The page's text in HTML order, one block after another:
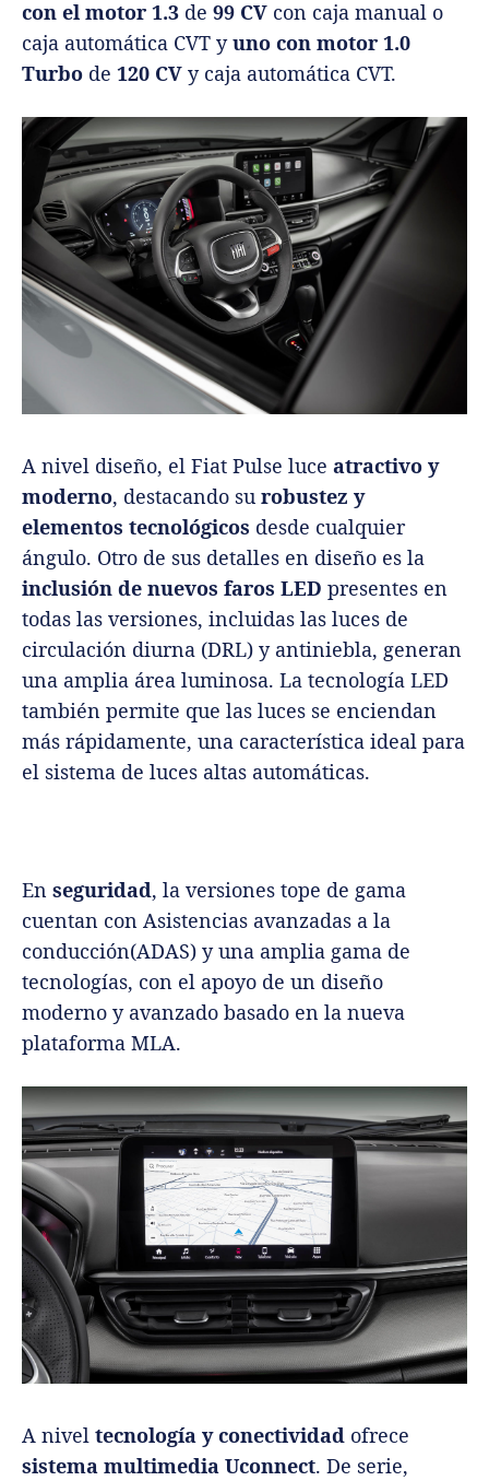
con el motor 1.3 de 99 CV con caja manual o
caja automática CVT yuno con motor 1.0
Turbo de 120 CV y caja automática CVT.
A nivel diseño, el Fiat Pulse luce atractivo y
moderno, destacando su robustez y
elementos tecnológicos desde cualquier
ángulo. Otro de sus detalles en diseño es la
inclusión de nuevos faros LED presentes en
todas las versiones, incluidas las luces de
circulación diurna (DRL) y antiniebla, generan
una amplia área luminosa. La tecnología LED
también permite que las luces se enciendan
más rápidamente, una característica ideal para
el sistema de luces altas automáticas.
En seguridad, la versiones tope de gama
cuentan con Asistencias avanzadas a la
conducción(ADAS) y una amplia gama de
tecnologías, con el apoyo de un diseño
moderno y avanzado basado en la nueva
plataforma MLA.
A nivel tecnología y conectividad ofrece
sistema multimedia Uconnect. De serie,